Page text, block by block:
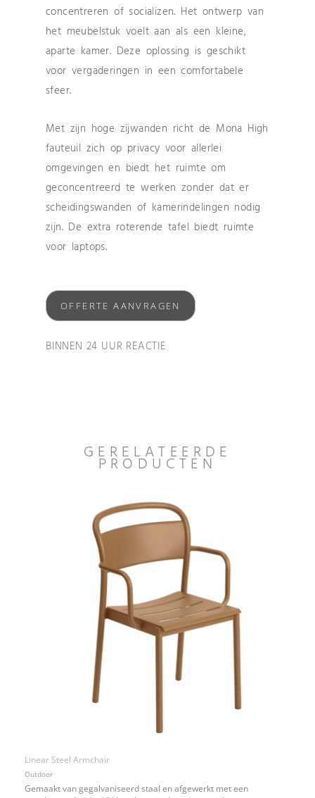
concentreren of socializen. Het ontwerp van
het meubelstuk voelt aan als een kleine,
aparte kamer. Deze oplossing is geschikt
voor vergaderingen in een comfortabele
sfeer.
Met zijn hoge zijwanden richt de Mona High
fauteuil zich op privacy voor allerlei
omgevingen en biedt het ruimte om
geconcentreerd te werken zonder dat er
scheidingswanden of kamerindelingen nodig
zijn. De extra roterende tafel biedt ruimte
voor laptops.
OFFERTE AANVRAGEN
BINNEN 24 UUR REACTIE
GERELATEERDE
PRODUCTEN
Linear Steel Armchair
Outdoor
Gemaakt van gegalvaniseerd staal en afgewerkt met een